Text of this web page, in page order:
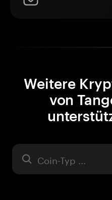
Weitere
von
Asset